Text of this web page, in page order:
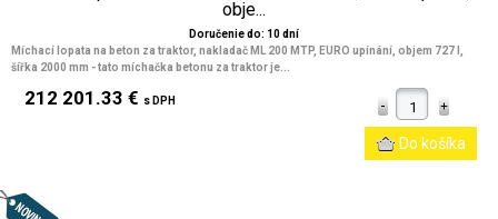
obje...
Doručenie do: 10 dní
Míchací lopata na beton za traktor, nakladač ML 200 MTP, EURO upínání, objem 727 l,
šířka 2000 mm - tato míchačka betonu za traktor je...
212 201.33 € s DPH